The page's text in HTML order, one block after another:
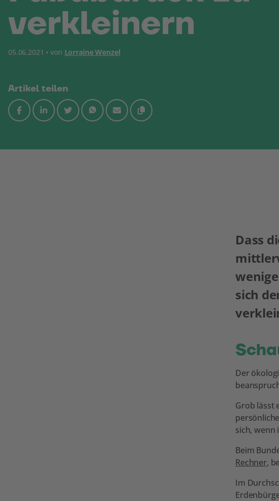
verkleinern
05.06.2021 • von Lorraine Wenzel
Artikel teilen
Dass
sich
Der
Grob lässt
sich, wenn
Beim
Rechner,
Im